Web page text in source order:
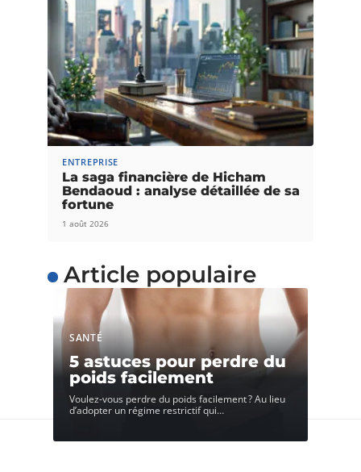
ENTREPRISE
La saga financière de Hicham
Bendaoud : analyse détaillée de sa
fortune
1 août 2026
Article populaire
SANTÉ
5 astuces pour perdre du
poids facilement
Voulez-vous perdre du poids facilement ? Au lieu
d’adopter un régime restrictif qui…